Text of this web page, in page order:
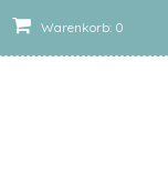
Warenkorb: 0